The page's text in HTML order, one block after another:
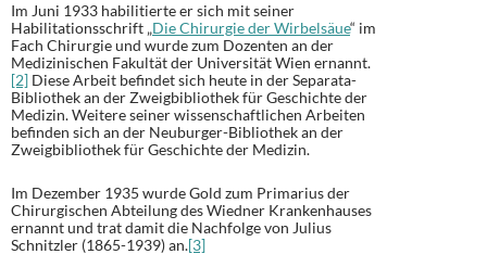
Im Juni 1933 habilitierte er sich mit seiner
Habilitationsschrift „Die Chirurgie der Wirbelsäue“ im
Fach Chirurgie und wurde zum Dozenten an der
Medizinischen Fakultät der Universität Wien ernannt.
[2] Diese Arbeit befindet sich heute in der Separata-
Bibliothek an der Zweigbibliothek für Geschichte der
Medizin. Weitere seiner wissenschaftlichen Arbeiten
befinden sich an der Neuburger-Bibliothek an der
Zweigbibliothek für Geschichte der Medizin.
Im Dezember 1935 wurde Gold zum Primarius der
Chirurgischen Abteilung des Wiedner Krankenhauses
ernannt und trat damit die Nachfolge von Julius
Schnitzler (1865-1939) an.[3]